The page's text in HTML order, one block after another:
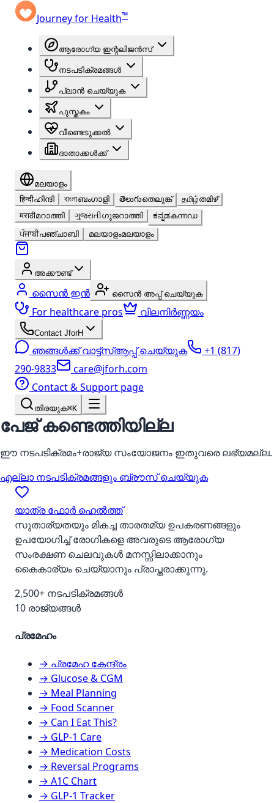
Journey for Health™
ആരോഗ്യ ഇന്റലിജൻസ്
നടപടിക്രമങ്ങൾ
പ്ലാൻ ചെയ്യുക
പുസ്തകം
വീണ്ടെടുക്കൽ
ദാതാക്കൾക്ക്
മലയാളം
हिन्दीഹിന്ദി বাংলাബംഗാളി తెలుగుതെലുങ്ക് தமிழ்തമിഴ്
मराठीമറാത്തി ગુજરાતીഗുജറാത്തി ಕನ್ನಡകന്നഡ
ਪੰਜਾਬੀപഞ്ചാബി മലയാളംമലയാളം
അക്കൗണ്ട്
സൈൻ ഇൻ സൈൻ അപ്പ് ചെയ്യുക
For healthcare pros വിലനിർണ്ണയം
Contact JforH
ഞങ്ങൾക്ക് വാട്ട്‌സ്ആപ്പ് ചെയ്യുക
+1 (817)
290-9833
care@jforh.com
Contact & Support page
തിരയുക⌘K
പേജ് കണ്ടെത്തിയില്ല
ഈ നടപടിക്രമം+രാജ്യ സംയോജനം ഇതുവരെ ലഭ്യമല്ല.
എല്ലാ നടപടിക്രമങ്ങളും ബ്രൗസ് ചെയ്യുക
യാത്ര ഫോർ ഹെൽത്ത്
സുതാര്യതയും മികച്ച താരതമ്യ ഉപകരണങ്ങളും
ഉപയോഗിച്ച് രോഗികളെ അവരുടെ ആരോഗ്യ
സംരക്ഷണ ചെലവുകൾ മനസ്സിലാക്കാനും
കൈകാര്യം ചെയ്യാനും പ്രാപ്തരാക്കുന്നു.
2,500+ നടപടിക്രമങ്ങൾ
10 രാജ്യങ്ങൾ
പ്രമേഹം
→ പ്രമേഹ കേന്ദ്രം
→ Glucose & CGM
→ Meal Planning
→ Food Scanner
→ Can I Eat This?
→ GLP-1 Care
→ Medication Costs
→ Reversal Programs
→ A1C Chart
→ GLP-1 Tracker